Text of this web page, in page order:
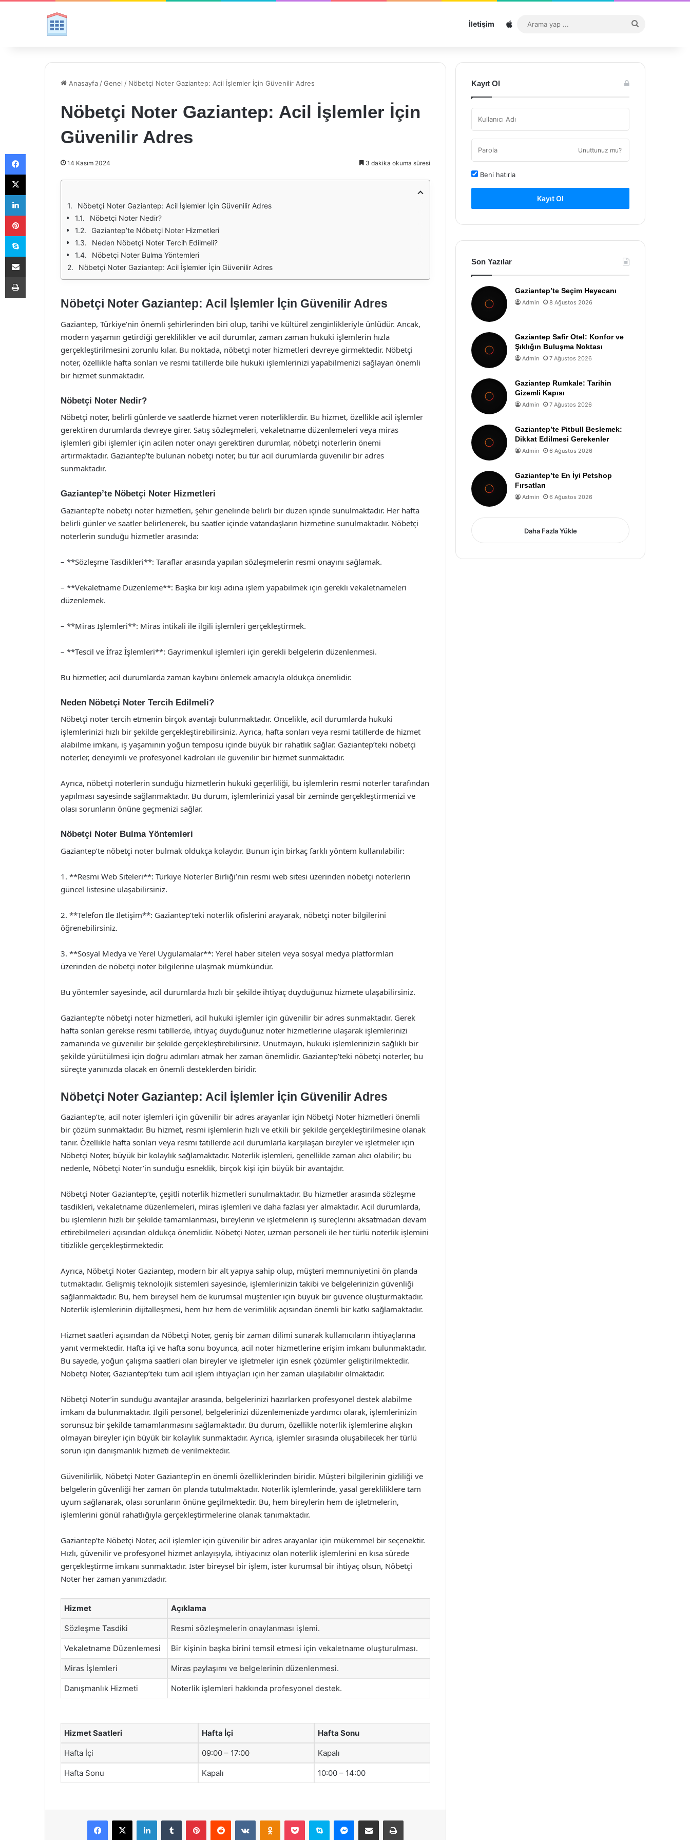
İletişim Sitemap
...
Anasayfa /Genel / Nöbetçi Noter Gaziantep: Acil İşlemler İçin Güvenilir Adres
Nöbetçi Noter Gaziantep: Acil İşlemler İçin
Güvenilir Adres
14 Kasım 2024 3 dakika okuma süresi
Nöbetçi Noter Gaziantep: Acil İşlemler İçin Güvenilir Adres
Nöbetçi Noter Nedir?
Gaziantep’te Nöbetçi Noter Hizmetleri
Neden Nöbetçi Noter Tercih Edilmeli?
Nöbetçi Noter Bulma Yöntemleri
Nöbetçi Noter Gaziantep: Acil İşlemler İçin Güvenilir Adres
Nöbetçi Noter Gaziantep: Acil İşlemler İçin Güvenilir Adres
Gaziantep, Türkiye’nin önemli şehirlerinden biri olup, tarihi ve kültürel zenginlikleriyle ünlüdür. Ancak,
modern yaşamın getirdiği gereklilikler ve acil durumlar, zaman zaman hukuki işlemlerin hızla
gerçekleştirilmesini zorunlu kılar. Bu noktada, nöbetçi noter hizmetleri devreye girmektedir. Nöbetçi
noter, özellikle hafta sonları ve resmi tatillerde bile hukuki işlemlerinizi yapabilmenizi sağlayan önemli
bir hizmet sunmaktadır.
Nöbetçi Noter Nedir?
Nöbetçi noter, belirli günlerde ve saatlerde hizmet veren noterliklerdir. Bu hizmet, özellikle acil işlemler
gerektiren durumlarda devreye girer. Satış sözleşmeleri, vekaletname düzenlemeleri veya miras
işlemleri gibi işlemler için acilen noter onayı gerektiren durumlar, nöbetçi noterlerin önemi
artırmaktadır. Gaziantep’te bulunan nöbetçi noter, bu tür acil durumlarda güvenilir bir adres
sunmaktadır.
Gaziantep’te Nöbetçi Noter Hizmetleri
Gaziantep’te nöbetçi noter hizmetleri, şehir genelinde belirli bir düzen içinde sunulmaktadır. Her hafta
belirli günler ve saatler belirlenerek, bu saatler içinde vatandaşların hizmetine sunulmaktadır. Nöbetçi
noterlerin sunduğu hizmetler arasında:
– **Sözleşme Tasdikleri**: Taraflar arasında yapılan sözleşmelerin resmi onayını sağlamak.
– **Vekaletname Düzenleme**: Başka bir kişi adına işlem yapabilmek için gerekli vekaletnameleri
düzenlemek.
– **Miras İşlemleri**: Miras intikali ile ilgili işlemleri gerçekleştirmek.
– **Tescil ve İfraz İşlemleri**: Gayrimenkul işlemleri için gerekli belgelerin düzenlenmesi.
Bu hizmetler, acil durumlarda zaman kaybını önlemek amacıyla oldukça önemlidir.
Neden Nöbetçi Noter Tercih Edilmeli?
Nöbetçi noter tercih etmenin birçok avantajı bulunmaktadır. Öncelikle, acil durumlarda hukuki
işlemlerinizi hızlı bir şekilde gerçekleştirebilirsiniz. Ayrıca, hafta sonları veya resmi tatillerde de hizmet
alabilme imkanı, iş yaşamının yoğun temposu içinde büyük bir rahatlık sağlar. Gaziantep’teki nöbetçi
noterler, deneyimli ve profesyonel kadroları ile güvenilir bir hizmet sunmaktadır.
Ayrıca, nöbetçi noterlerin sunduğu hizmetlerin hukuki geçerliliği, bu işlemlerin resmi noterler tarafından
yapılması sayesinde sağlanmaktadır. Bu durum, işlemlerinizi yasal bir zeminde gerçekleştirmenizi ve
olası sorunların önüne geçmenizi sağlar.
Nöbetçi Noter Bulma Yöntemleri
Gaziantep’te nöbetçi noter bulmak oldukça kolaydır. Bunun için birkaç farklı yöntem kullanılabilir:
1. **Resmi Web Siteleri**: Türkiye Noterler Birliği’nin resmi web sitesi üzerinden nöbetçi noterlerin
güncel listesine ulaşabilirsiniz.
2. **Telefon İle İletişim**: Gaziantep’teki noterlik ofislerini arayarak, nöbetçi noter bilgilerini
öğrenebilirsiniz.
3. **Sosyal Medya ve Yerel Uygulamalar**: Yerel haber siteleri veya sosyal medya platformları
üzerinden de nöbetçi noter bilgilerine ulaşmak mümkündür.
Bu yöntemler sayesinde, acil durumlarda hızlı bir şekilde ihtiyaç duyduğunuz hizmete ulaşabilirsiniz.
Gaziantep’te nöbetçi noter hizmetleri, acil hukuki işlemler için güvenilir bir adres sunmaktadır. Gerek
hafta sonları gerekse resmi tatillerde, ihtiyaç duyduğunuz noter hizmetlerine ulaşarak işlemlerinizi
zamanında ve güvenilir bir şekilde gerçekleştirebilirsiniz. Unutmayın, hukuki işlemlerinizin sağlıklı bir
şekilde yürütülmesi için doğru adımları atmak her zaman önemlidir. Gaziantep’teki nöbetçi noterler, bu
süreçte yanınızda olacak en önemli desteklerden biridir.
Nöbetçi Noter Gaziantep: Acil İşlemler İçin Güvenilir Adres
Gaziantep’te, acil noter işlemleri için güvenilir bir adres arayanlar için Nöbetçi Noter hizmetleri önemli
bir çözüm sunmaktadır. Bu hizmet, resmi işlemlerin hızlı ve etkili bir şekilde gerçekleştirilmesine olanak
tanır. Özellikle hafta sonları veya resmi tatillerde acil durumlarla karşılaşan bireyler ve işletmeler için
Nöbetçi Noter, büyük bir kolaylık sağlamaktadır. Noterlik işlemleri, genellikle zaman alıcı olabilir; bu
nedenle, Nöbetçi Noter’in sunduğu esneklik, birçok kişi için büyük bir avantajdır.
Nöbetçi Noter Gaziantep’te, çeşitli noterlik hizmetleri sunulmaktadır. Bu hizmetler arasında sözleşme
tasdikleri, vekaletname düzenlemeleri, miras işlemleri ve daha fazlası yer almaktadır. Acil durumlarda,
bu işlemlerin hızlı bir şekilde tamamlanması, bireylerin ve işletmelerin iş süreçlerini aksatmadan devam
ettirebilmeleri açısından oldukça önemlidir. Nöbetçi Noter, uzman personeli ile her türlü noterlik işlemini
titizlikle gerçekleştirmektedir.
Ayrıca, Nöbetçi Noter Gaziantep, modern bir alt yapıya sahip olup, müşteri memnuniyetini ön planda
tutmaktadır. Gelişmiş teknolojik sistemleri sayesinde, işlemlerinizin takibi ve belgelerinizin güvenliği
sağlanmaktadır. Bu, hem bireysel hem de kurumsal müşteriler için büyük bir güvence oluşturmaktadır.
Noterlik işlemlerinin dijitalleşmesi, hem hız hem de verimlilik açısından önemli bir katkı sağlamaktadır.
Hizmet saatleri açısından da Nöbetçi Noter, geniş bir zaman dilimi sunarak kullanıcıların ihtiyaçlarına
yanıt vermektedir. Hafta içi ve hafta sonu boyunca, acil noter hizmetlerine erişim imkanı bulunmaktadır.
Bu sayede, yoğun çalışma saatleri olan bireyler ve işletmeler için esnek çözümler geliştirilmektedir.
Nöbetçi Noter, Gaziantep’teki tüm acil işlem ihtiyaçları için her zaman ulaşılabilir olmaktadır.
Nöbetçi Noter’in sunduğu avantajlar arasında, belgelerinizi hazırlarken profesyonel destek alabilme
imkanı da bulunmaktadır. İlgili personel, belgelerinizi düzenlemenizde yardımcı olarak, işlemlerinizin
sorunsuz bir şekilde tamamlanmasını sağlamaktadır. Bu durum, özellikle noterlik işlemlerine alışkın
olmayan bireyler için büyük bir kolaylık sunmaktadır. Ayrıca, işlemler sırasında oluşabilecek her türlü
sorun için danışmanlık hizmeti de verilmektedir.
Güvenilirlik, Nöbetçi Noter Gaziantep’in en önemli özelliklerinden biridir. Müşteri bilgilerinin gizliliği ve
belgelerin güvenliği her zaman ön planda tutulmaktadır. Noterlik işlemlerinde, yasal gerekliliklere tam
uyum sağlanarak, olası sorunların önüne geçilmektedir. Bu, hem bireylerin hem de işletmelerin,
işlemlerini gönül rahatlığıyla gerçekleştirmelerine olanak tanımaktadır.
Gaziantep’te Nöbetçi Noter, acil işlemler için güvenilir bir adres arayanlar için mükemmel bir seçenektir.
Hızlı, güvenilir ve profesyonel hizmet anlayışıyla, ihtiyacınız olan noterlik işlemlerini en kısa sürede
gerçekleştirme imkanı sunmaktadır. İster bireysel bir işlem, ister kurumsal bir ihtiyaç olsun, Nöbetçi
Noter her zaman yanınızdadır.
Hizmet Açıklama
Sözleşme Tasdiki Resmi sözleşmelerin onaylanması işlemi.
Vekaletname Düzenlemesi Bir kişinin başka birini temsil etmesi için vekaletname oluşturulması.
Miras İşlemleri Miras paylaşımı ve belgelerinin düzenlenmesi.
Danışmanlık Hizmeti Noterlik işlemleri hakkında profesyonel destek.
Hizmet Saatleri Hafta İçi Hafta Sonu
Hafta İçi 09:00 – 17:00 Kapalı
Hafta Sonu Kapalı 10:00 – 14:00
Facebook
X LinkedInTumblr PinterestReddit VKontakteOdnoklassniki
Pocket Skype Messenger
E-Posta ile paylaş Yazdır
Kayıt Ol
Unuttunuz mu?
Beni hatırla
Kayıt Ol
Son Yazılar
Gaziantep’te Seçim Heyecanı
Admin 8 Ağustos 2026
Gaziantep Safir Otel: Konfor ve
Şıklığın Buluşma Noktası
Admin 7 Ağustos 2026
Gaziantep Rumkale: Tarihin
Gizemli Kapısı
Admin 7 Ağustos 2026
Gaziantep’te Pitbull Beslemek:
Dikkat Edilmesi Gerekenler
Admin 6 Ağustos 2026
Gaziantep’te En İyi Petshop
Fırsatları
Admin 6 Ağustos 2026
Daha Fazla Yükle
Facebook
X
LinkedIn
Pinterest
Skype
E-Posta ile paylaş